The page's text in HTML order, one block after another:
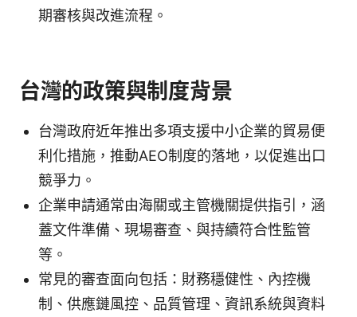
期審核與改進流程。
台灣的政策與制度背景
台灣政府近年推出多項支援中小企業的貿易便
利化措施，推動AEO制度的落地，以促進出口
競爭力。
企業申請通常由海關或主管機關提供指引，涵
蓋文件準備、現場審查、與持續符合性監管
等。
常見的審查面向包括：財務穩健性、內控機
制、供應鏈風控、品質管理、資訊系統與資料